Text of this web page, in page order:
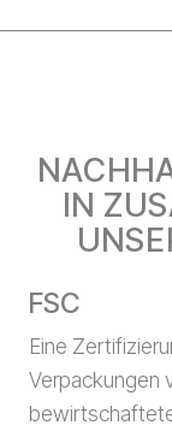
IN
FSC
Eine
Verpackungen